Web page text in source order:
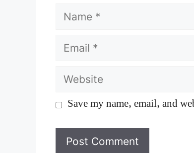
Name
Email
Website
Save my name, email, and